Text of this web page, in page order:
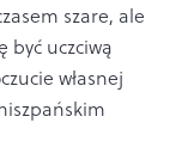
szare, ale
być uczciwą
własnej